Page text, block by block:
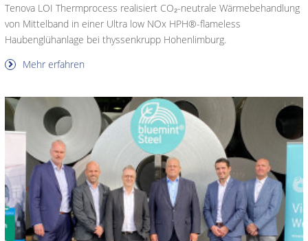
Tenova LOI Thermprocess realisiert CO₂-neutrale Wärmebehandlung
von Mittelband in einer Ultra low NOx HPH®-flameless
Haubenglühanlage bei thyssenkrupp Hohenlimburg.
Mehr erfahren